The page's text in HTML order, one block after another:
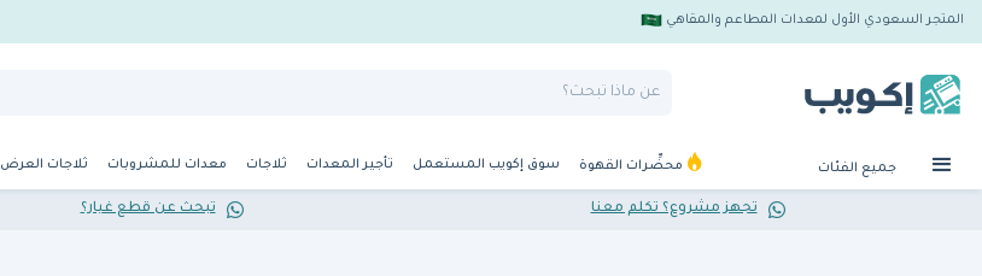
المتجر السعودي الأول لمعدات المطاعم والمقاهي
جميع الفئات محضِّرات القهوة سوق إكويب المستعمل تأجير المعدات ثلاجات معدات للمشروبات ثلاجات العرض
تجهز مشروع؟ تكلم معنا تبحث عن قطع غيار؟